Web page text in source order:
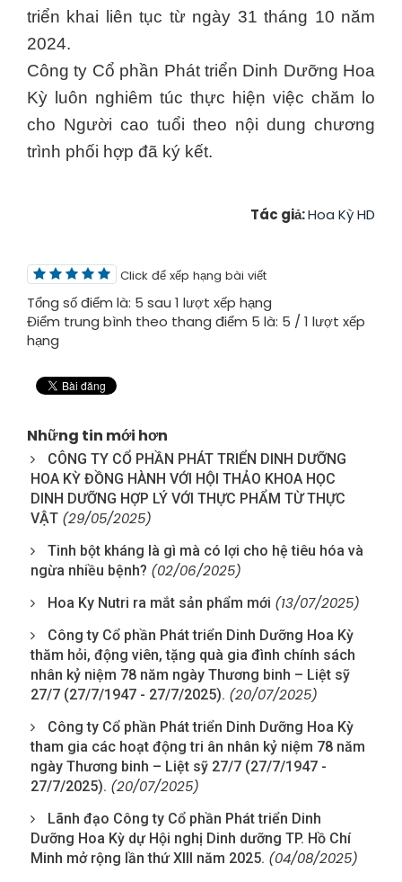
triển khai liên tục từ ngày 31 tháng 10 năm
2024.
Công ty Cổ phần Phát triển Dinh Dưỡng Hoa
Kỳ luôn nghiêm túc thực hiện việc chăm lo
cho Người cao tuổi theo nội dung chương
trình phối hợp đã ký kết.
Tác giả:Hoa Kỳ HD
Click để xếp hạng bài viết
Tổng số điểm là: 5 sau 1 lượt xếp hạng
Điểm trung bình theo thang điểm 5 là: 5 /1 lượt xếp
hạng
Những tin mới hơn
CÔNG TY CỔ PHẦN PHÁT TRIỂN DINH DƯỠNG
HOA KỲ ĐỒNG HÀNH VỚI HỘI THẢO KHOA HỌC
DINH DƯỠNG HỢP LÝ VỚI THỰC PHẨM TỪ THỰC
VẬT (29/05/2025)
Tinh bột kháng là gì mà có lợi cho hệ tiêu hóa và
ngừa nhiều bệnh? (02/06/2025)
Hoa Ky Nutri ra mắt sản phẩm mới (13/07/2025)
Công ty Cổ phần Phát triển Dinh Dưỡng Hoa Kỳ
thăm hỏi, động viên, tặng quà gia đình chính sách
nhân kỷ niệm 78 năm ngày Thương binh – Liệt sỹ
27/7 (27/7/1947 - 27/7/2025). (20/07/2025)
Công ty Cổ phần Phát triển Dinh Dưỡng Hoa Kỳ
tham gia các hoạt động tri ân nhân kỷ niệm 78 năm
ngày Thương binh – Liệt sỹ 27/7 (27/7/1947 -
27/7/2025). (20/07/2025)
Lãnh đạo Công ty Cổ phần Phát triển Dinh
Dưỡng Hoa Kỳ dự Hội nghị Dinh dưỡng TP. Hồ Chí
Minh mở rộng lần thứ XIII năm 2025. (04/08/2025)